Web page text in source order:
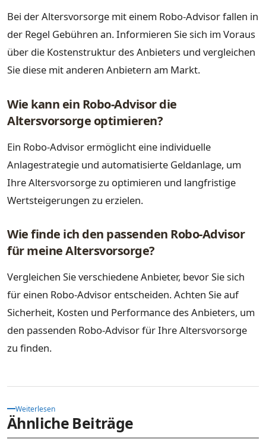
Bei der Altersvorsorge mit einem Robo-Advisor fallen in
der Regel Gebühren an. Informieren Sie sich im Voraus
über die Kostenstruktur des Anbieters und vergleichen
Sie diese mit anderen Anbietern am Markt.
Wie kann ein Robo-Advisor die
Altersvorsorge optimieren?
Ein Robo-Advisor ermöglicht eine individuelle
Anlagestrategie und automatisierte Geldanlage, um
Ihre Altersvorsorge zu optimieren und langfristige
Wertsteigerungen zu erzielen.
Wie finde ich den passenden Robo-Advisor
für meine Altersvorsorge?
Vergleichen Sie verschiedene Anbieter, bevor Sie sich
für einen Robo-Advisor entscheiden. Achten Sie auf
Sicherheit, Kosten und Performance des Anbieters, um
den passenden Robo-Advisor für Ihre Altersvorsorge
zu finden.
Weiterlesen
Ähnliche Beiträge